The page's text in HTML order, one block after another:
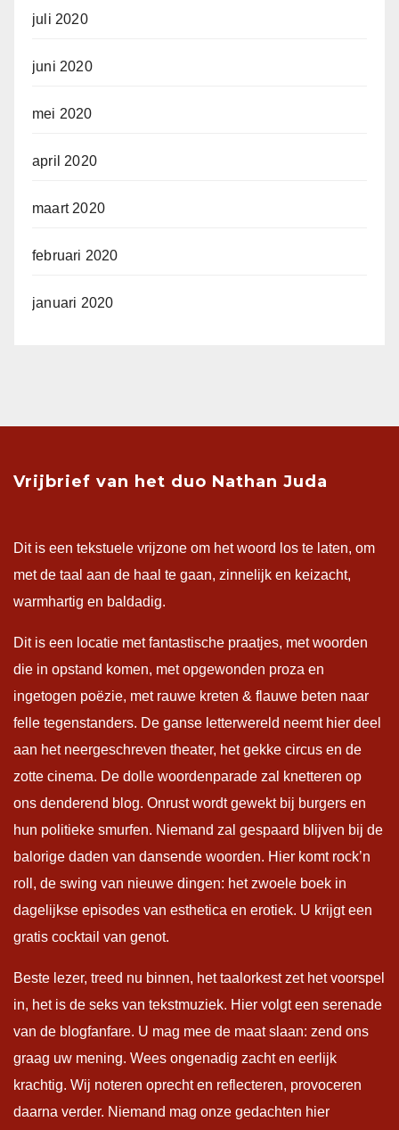
juli 2020
juni 2020
mei 2020
april 2020
maart 2020
februari 2020
januari 2020
Vrijbrief van het duo Nathan Juda
Dit is een tekstuele vrijzone om het woord los te laten, om
met de taal aan de haal te gaan, zinnelijk en keizacht,
warmhartig en baldadig.
Dit is een locatie met fantastische praatjes, met woorden
die in opstand komen, met opgewonden proza en
ingetogen poëzie, met rauwe kreten & flauwe beten naar
felle tegenstanders. De ganse letterwereld neemt hier deel
aan het neergeschreven theater, het gekke circus en de
zotte cinema. De dolle woordenparade zal knetteren op
ons denderend blog. Onrust wordt gewekt bij burgers en
hun politieke smurfen. Niemand zal gespaard blijven bij de
balorige daden van dansende woorden. Hier komt rock’n
roll, de swing van nieuwe dingen: het zwoele boek in
dagelijkse episodes van esthetica en erotiek. U krijgt een
gratis cocktail van genot.
Beste lezer, treed nu binnen, het taalorkest zet het voorspel
in, het is de seks van tekstmuziek. Hier volgt een serenade
van de blogfanfare. U mag mee de maat slaan: zend ons
graag uw mening. Wees ongenadig zacht en eerlijk
krachtig. Wij noteren oprecht en reflecteren, provoceren
daarna verder. Niemand mag onze gedachten hier